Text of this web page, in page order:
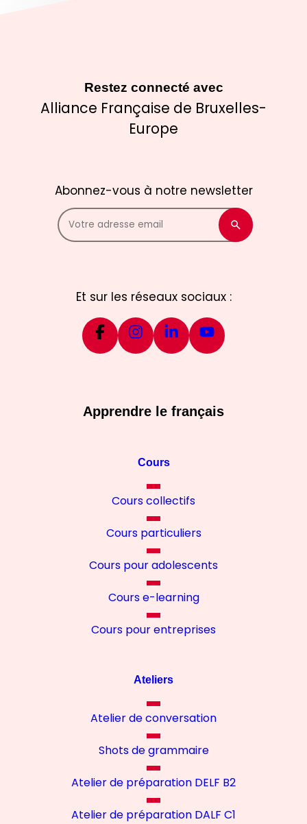
Restez connecté avec
Alliance Française de Bruxelles-
Europe
Abonnez-vous à notre newsletter
Et sur les réseaux sociaux :
Apprendre le français
Cours
Cours collectifs
Cours particuliers
Cours pour adolescents
Cours e-learning
Cours pour entreprises
Ateliers
Atelier de conversation
Shots de grammaire
Atelier de préparation DELF B2
Atelier de préparation DALF C1